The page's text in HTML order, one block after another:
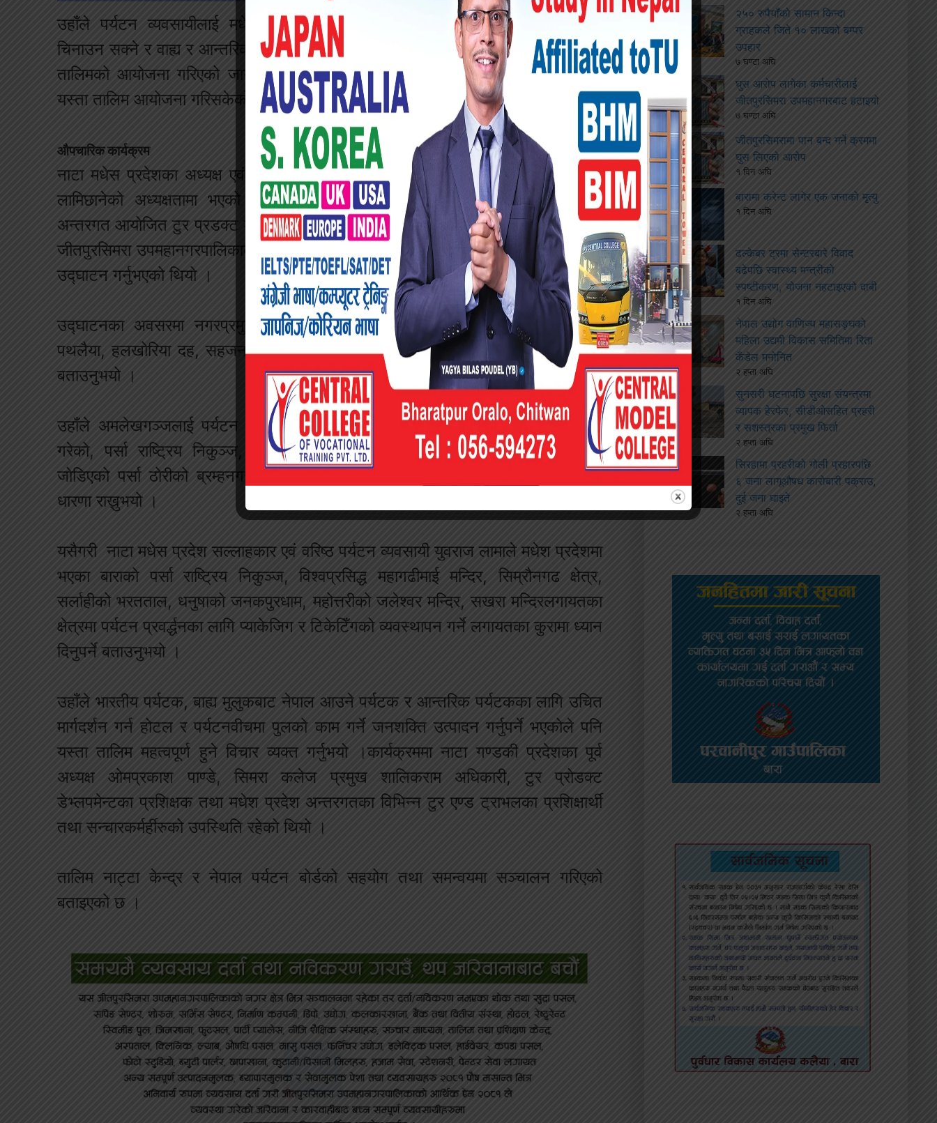
उहाँले पर्यटन व्यवसायीलाई मधेस प्रदेशमा भएका पर्यटन गन्तव्यहरु अन्तराष्ट्रिय स्तरमा
चिनाउन सक्ने र वाह्य र आन्तरिक पर्यटनलाई व्यवस्थित र व्यवसायमूलक बनाउन सक्ने उद्देश्यले
तालिमको आयोजना गरिएको जानकारी दिनुभयो । नाटा केन्द्रिय सदस्य जोशीले काठमाडौँमा
यस्ता तालिम आयोजना गरिसकेको र अन्य प्रदेशमा पनि सञ्चालन गरिने बताउनुभयो ।
औपचारिक कार्यक्रम
नाटा मधेस प्रदेशका अध्यक्ष एवं जीतपुरसिमरा नगर उद्योग वाणिज्य सँघका अध्यक्ष मोहन शर्मा
लामिछानेको अध्यक्षतामा भएको जीविकोपार्जन पुनरुत्थानको लागि दीगो पर्यटन परियोजना
अन्तरगत आयोजित टुर प्रडक्ट डेभलपमेन्ट एण्ड टिकेटिङ्ग सम्बन्धी ४ दिने तालिमको उद्घाटन
जीतपुरसिमरा उपमहानगरपालिकाका प्रमुख राजन पौडेलले गमलाको विरुवामा पानी सिञ्चित गरी
उद्घाटन गर्नुभएको थियो ।
उद्घाटनका अवसरमा नगरप्रमुख पौडेलले पर्यटन प्रवर्द्धनका लागि बाराको अमलेखगञ्ज,
पथलैया, हलखोरिया दह, सहजनाथ मन्दिर, शक्ति झर्ना लगायतलाई सम्बर्द्धन गर्न जरुरी रहेको
बताउनुभयो ।
उहाँले अमलेखगञ्जलाई पर्यटन भिलेजको रुपमा विकास गर्न नीति तथा कार्यक्रममा समावेश
गरेको, पर्सा राष्ट्रिय निकुञ्ज, चितवन राष्ट्रिय निकुञ्ज र भारतीय बाल्मिकी टायगरसँग
जोडिएको पर्सा ठोरीको ब्रम्हनगर, खुला चिडियाखाना निर्माण लगायतमा विशेष ध्यान दिनुपर्ने
धारणा राख्नुभयो ।
यसैगरी नाटा मधेस प्रदेश सल्लाहकार एवं वरिष्ठ पर्यटन व्यवसायी युवराज लामाले मधेश प्रदेशमा
भएका बाराको पर्सा राष्ट्रिय निकुञ्ज, विश्वप्रसिद्ध महागढीमाई मन्दिर, सिम्रौनगढ क्षेत्र,
सर्लाहीको भरतताल, धनुषाको जनकपुरधाम, महोत्तरीको जलेश्वर मन्दिर, सखरा मन्दिरलगायतका
क्षेत्रमा पर्यटन प्रवर्द्धनका लागि प्याकेजिग र टिकेटिँगको व्यवस्थापन गर्ने लगायतका कुरामा ध्यान
दिनुपर्ने बताउनुभयो ।
उहाँले भारतीय पर्यटक, बाह्य मुलुकबाट नेपाल आउने पर्यटक र आन्तरिक पर्यटकका लागि उचित
मार्गदर्शन गर्न होटल र पर्यटनवीचमा पुलको काम गर्ने जनशक्ति उत्पादन गर्नुपर्ने भएकोले पनि
यस्ता तालिम महत्वपूर्ण हुने विचार व्यक्त गर्नुभयो ।कार्यक्रममा नाटा गण्डकी प्रदेशका पूर्व
अध्यक्ष ओमप्रकाश पाण्डे, सिमरा कलेज प्रमुख शालिकराम अधिकारी, टुर प्रोडक्ट
डेभ्लपमेन्टका प्रशिक्षक तथा मधेश प्रदेश अन्तरगतका विभिन्न टुर एण्ड ट्राभलका प्रशिक्षार्थी
तथा सन्चारकर्मर्हीरुको उपस्थिति रहेको थियो ।
तालिम नाट्टा केन्द्र र नेपाल पर्यटन बोर्डको सहयोग तथा समन्वयमा सञ्चालन गरिएको
बताइएको छ ।
२५० रुपैयाँको सामान किन्दा
ग्राहकले जिते १० लाखको बम्पर
उपहार
७ घण्टा अघि
घुस आरोप लागेका कर्मचारीलाई
जीतपुरसिमरा उपमहानगरबाट हटाइयो
७ घण्टा अघि
जीतपुरसिमरामा पान बन्द गर्ने क्रममा
घुस लिएको आरोप
१ दिन अघि
बारामा करेन्ट लागेर एक जनाको मृत्यु
१ दिन अघि
ढल्केबर ट्रमा सेन्टरबारे विवाद
बढेपछि स्वास्थ्य मन्त्रीको
स्पष्टीकरण, योजना नहटाइएको दाबी
१ दिन अघि
नेपाल उद्योग वाणिज्य महासङ्घको
महिला उद्यमी विकास समितिमा रिता
कँडेल मनोनित
२ हप्ता अघि
सुनसरी घटनापछि सुरक्षा संयन्त्रमा
व्यापक हेरफेर, सीडीओसहित प्रहरी
र सशस्त्रका प्रमुख फिर्ता
२ हप्ता अघि
सिरहामा प्रहरीको गोली प्रहारपछि
६ जना लागूऔषध कारोबारी पक्राउ,
दुई जना घाइते
२ हप्ता अघि